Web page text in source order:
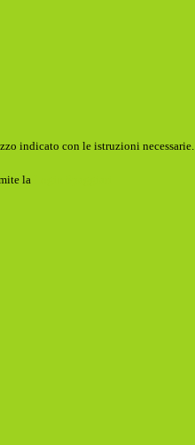
indicato con le istruzioni necessarie.
la